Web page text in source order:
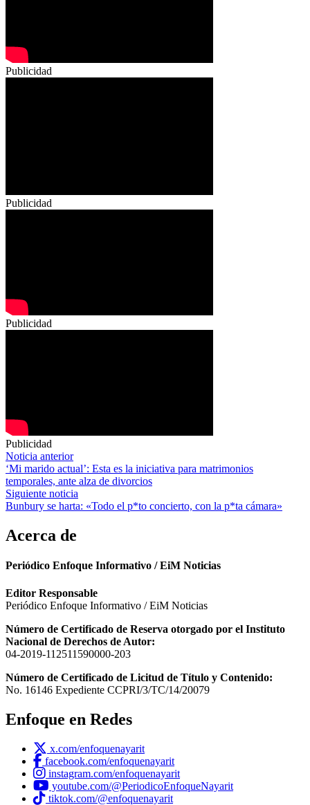
Publicidad
Publicidad
Publicidad
Publicidad
Navegación
de
entradas
Noticia anterior
‘Mi marido actual’: Esta es la iniciativa para matrimonios
temporales, ante alza de divorcios
Siguiente noticia
Bunbury se harta: «Todo el p*to concierto, con la p*ta cámara»
Acerca de
Periódico Enfoque Informativo / EiM Noticias
Editor Responsable
Periódico Enfoque Informativo / EiM Noticias
Número de Certificado de Reserva otorgado por el Instituto
Nacional de Derechos de Autor:
04-2019-112511590000-203
Número de Certificado de Licitud de Título y Contenido:
No. 16146 Expediente CCPRI/3/TC/14/20079
Enfoque en Redes
x.com/enfoquenayarit
facebook.com/enfoquenayarit
instagram.com/enfoquenayarit
youtube.com/@PeriodicoEnfoqueNayarit
tiktok.com/@enfoquenayarit